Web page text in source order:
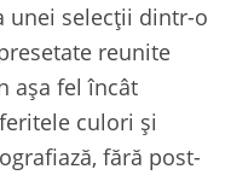
unei selecții dintr-o
reunite
așa fel încât
culori și
fără post-